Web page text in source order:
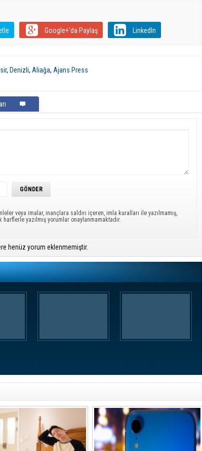
Google+'da Paylaş LinkedIn
, Denizli, Aliağa, Ajans Press
veya imalar, inançlara saldırı içeren, imla kuralları ile yazılmamış,
yazılmış yorumlar onaylanmamaktadır.
henüz yorum eklenmemiştir.